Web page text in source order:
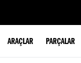
ARAÇLAR PARÇALAR